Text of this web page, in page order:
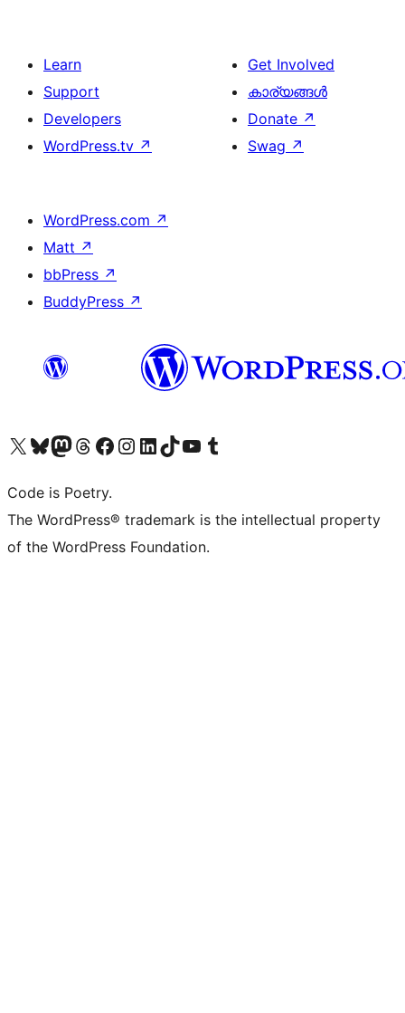
Learn
Support
Developers
WordPress.tv ↗
Get Involved
കാര്യങ്ങള്‍
Donate ↗
Swag ↗
WordPress.com ↗
Matt ↗
bbPress ↗
BuddyPress ↗
Visit our X (formerly Twitter) account
ഞങ്ങളുടെ ബ്ലൂസ്കൈ അക്കൗണ്ട് സന്ദർശിക്കുക
Visit our Mastodon account
ഞങ്ങളുടെ ത്രെഡ്സ് അക്കൗണ്ട് സന്ദർശിക്കുക
Visit our Facebook page
Visit our Instagram account
Visit our LinkedIn account
ഞങ്ങളുടെ ടിക് ടോക് അക്കൗണ്ട് സന്ദർശിക്കുക
Visit our YouTube channel
ഞങ്ങളുടെ ടംബ്ലർ അക്കൗണ്ട് സന്ദർശിക്കുക
Code is Poetry.
The WordPress® trademark is the intellectual property
of the WordPress Foundation.